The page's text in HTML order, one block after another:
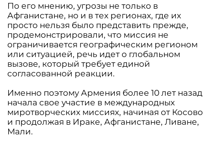
По его мнению, угрозы не только в
Афганистане, но и в тех регионах, где их
просто нельзя было представить прежде,
продемонстрировали, что миссия не
ограничивается географическим регионом
или ситуацией, речь идет о глобальном
вызове, который требует единой
согласованной реакции.
Именно поэтому Армения более 10 лет назад
начала свое участие в международных
миротворческих миссиях, начиная от Косово
и продолжая в Ираке, Афганистане, Ливане,
Мали.